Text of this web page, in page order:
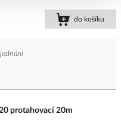
do košíku
protahovací 20m